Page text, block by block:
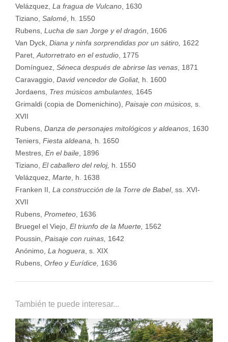
Velázquez, La fragua de Vulcano, 1630
Tiziano, Salomé, h. 1550
Rubens, Lucha de san Jorge y el dragón , 1606
Van Dyck, Diana y ninfa sorprendidas por un sátiro, 1622
Paret, Autorretrato en el estudio, 1775
Domínguez, Séneca después de abrirse las venas, 1871
Caravaggio, David vencedor de Goliat, h. 1600
Jordaens, Tres músicos ambulantes, 1645
Grimaldi (copia de Domenichino), Paisaje con músicos, s.
XVII
Rubens, Danza de personajes mitológicos y aldeanos, 1630
Teniers, Fiesta aldeana,
h. 1650
Mestres, En el baile, 1896
Tiziano, El caballero del reloj, h. 1550
Velázquez, Marte, h. 1638
Franken II, La construcción de la Torre de Babel, ss. XVI-
XVII
Rubens, Prometeo, 1636
Bruegel el Viejo, El triunfo de la Muerte, 1562
Poussin, Paisaje con ruinas, 1642
Anónimo, La hoguera , s. XIX
Rubens, Orfeo y Eurídice, 1636
También te puede interesar...